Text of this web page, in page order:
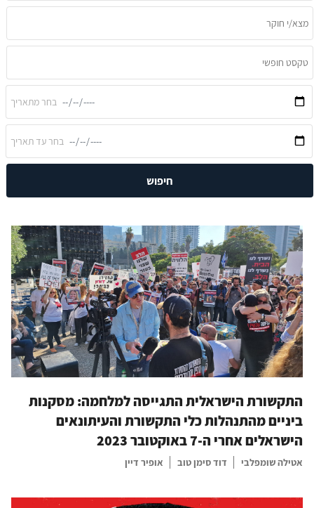
חיפוש
התקשורת הישראלית התגייסה למלחמה: מסקנות
ביניים מהתנהלות כלי התקשורת והעיתונאים
הישראלים אחרי ה-7 באוקטובר 2023
אטילה שומפלבי דוד סימן טוב אופיר דיין